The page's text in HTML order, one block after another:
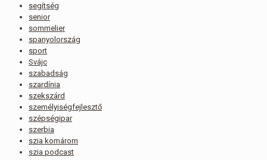
segítség
senior
sommelier
spanyolország
sport
Svájc
szabadság
szardínia
szekszárd
személyiségfejlesztő
szépségipar
szerbia
szia komárom
szia podcast